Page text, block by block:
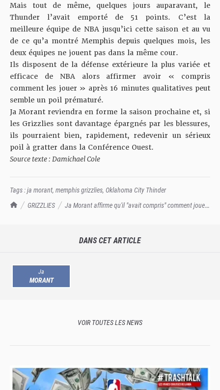
TrashTalk Actu NBA
GRIZZLIES
Ja Morant affirme qu'il "avait compris" comment jouer
Mais tout de même, quelques jours auparavant, le
Thunder l’avait emporté de 51 points. C’est la
meilleure équipe de NBA jusqu’ici cette saison et au vu
de ce qu’a montré Memphis depuis quelques mois, les
deux équipes ne jouent pas dans la même cour.
Ils disposent de la défense extérieure la plus variée et
efficace de NBA alors affirmer avoir « compris
comment les jouer » après 16 minutes qualitatives peut
semble un poil prématuré.
Ja Morant reviendra en forme la saison prochaine et, si
les Grizzlies sont davantage épargnés par les blessures,
ils pourraient bien, rapidement, redevenir un sérieux
poil à gratter dans la Conférence Ouest.
Source texte : Damichael Cole
Tags :ja morant, memphis grizzlies, Oklahoma City Thinder
DANS CET ARTICLE
Ja
MORANT
VOIR TOUTES LES NEWS